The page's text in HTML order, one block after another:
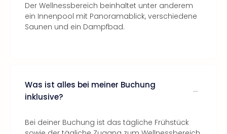
Der Wellnessbereich beinhaltet unter anderem
ein Innenpool mit Panoramablick, verschiedene
Saunen und ein Dampfbad.
Was ist alles bei meiner Buchung
inklusive?
Bei deiner Buchung ist das tägliche Frühstück